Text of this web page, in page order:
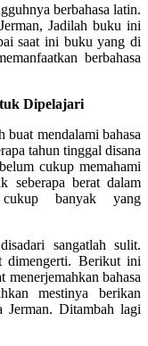
berbahasa latin.
Jadilah buku ini
saat ini buku yang di
berbahasa
Dipelajari
buat mendalami bahasa
tahun tinggal disana
cukup memahami
seberapa berat dalam
cukup banyak yang
sangatlah sulit.
dimengerti. Berikut ini
menerjemahkan bahasa
mestinya berikan
Jerman. Ditambah lagi